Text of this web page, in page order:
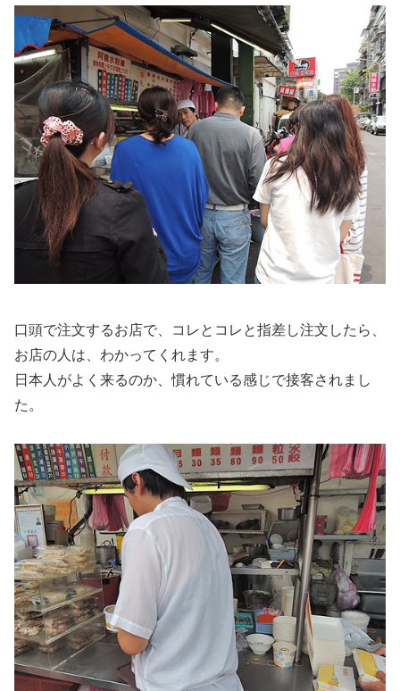
口頭で注文するお店で、コレとコレと指差し注文したら、
お店の人は、わかってくれます。
日本人がよく来るのか、慣れている感じで接客されまし
た。